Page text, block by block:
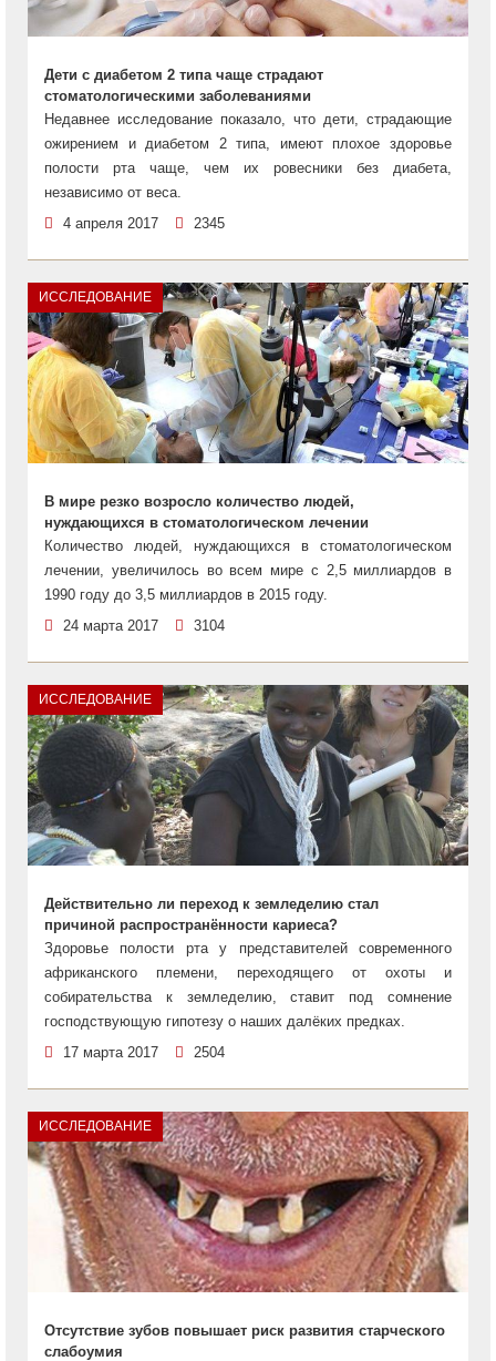
Дети с диабетом 2 типа чаще страдают
стоматологическими заболеваниями
Недавнее исследование показало, что дети, страдающие
ожирением и диабетом 2 типа, имеют плохое здоровье
полости рта чаще, чем их ровесники без диабета,
независимо от веса.
4 апреля 2017
2345
ИССЛЕДОВАНИЕ
В мире резко возросло количество людей,
нуждающихся в стоматологическом лечении
Количество людей, нуждающихся в стоматологическом
лечении, увеличилось во всем мире с 2,5 миллиардов в
1990 году до 3,5 миллиардов в 2015 году.
24 марта 2017
3104
ИССЛЕДОВАНИЕ
Действительно ли переход к земледелию стал
причиной распространённости кариеса?
Здоровье полости рта у представителей современного
африканского племени, переходящего от охоты и
собирательства к земледелию, ставит под сомнение
господствующую гипотезу о наших далёких предках.
17 марта 2017
2504
ИССЛЕДОВАНИЕ
Отсутствие зубов повышает риск развития старческого
слабоумия